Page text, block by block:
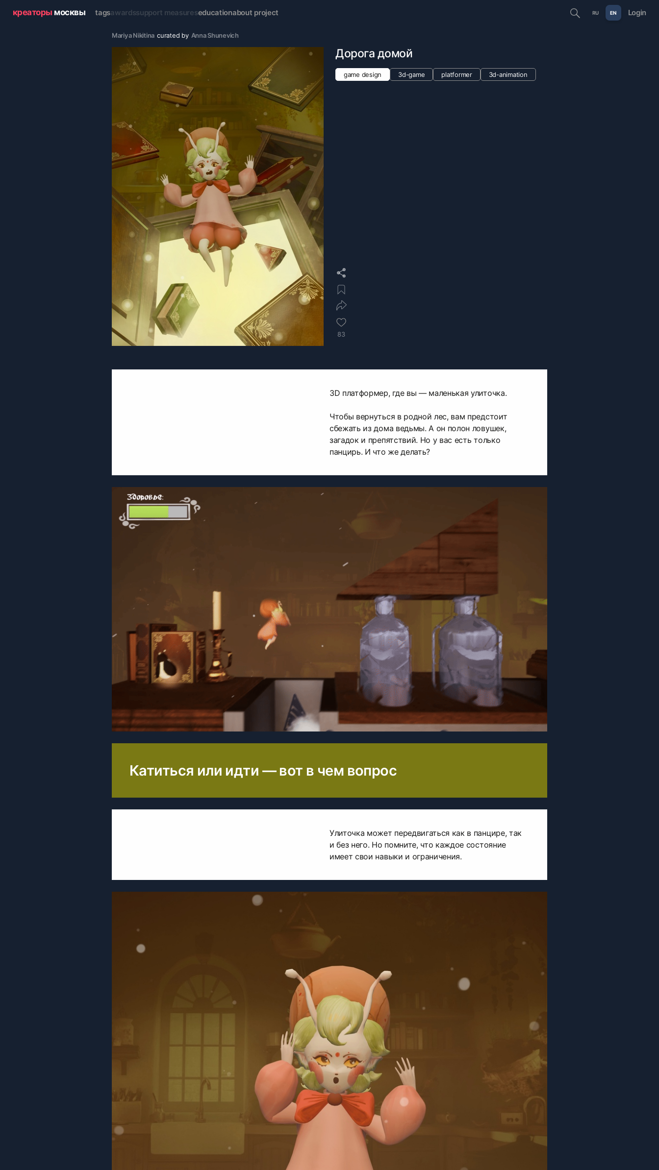
креаторы москвы tagsawardssupport measureseducationabout project RU EN Login
Mariya Nikitina curated by Anna Shunevich
Дорога домой
game design 3d-game platformer 3d-animation
83
3D платформер, где вы — маленькая улиточка.
Чтобы вернуться в родной лес, вам предстоит
сбежать из дома ведьмы. А он полон ловушек,
загадок и препятствий. Но у вас есть только
панцирь. И что же делать?
Катиться или идти — вот в чем вопрос
Улиточка может передвигаться как в панцире, так
и без него. Но помните, что каждое состояние
имеет свои навыки и ограничения.